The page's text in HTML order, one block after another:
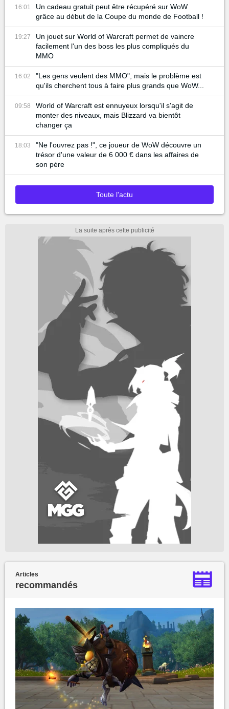
16:01
Un cadeau gratuit peut être récupéré sur WoW
grâce au début de la Coupe du monde de Football !
19:27
Un jouet sur World of Warcraft permet de vaincre
facilement l'un des boss les plus compliqués du
MMO
16:02
"Les gens veulent des MMO", mais le problème est
qu'ils cherchent tous à faire plus grands que WoW...
09:58
World of Warcraft est ennuyeux lorsqu'il s'agit de
monter des niveaux, mais Blizzard va bientôt
changer ça
18:03
"Ne l'ouvrez pas !", ce joueur de WoW découvre un
trésor d'une valeur de 6 000 € dans les affaires de
son père
Toute l'actu
Articles
recommandés